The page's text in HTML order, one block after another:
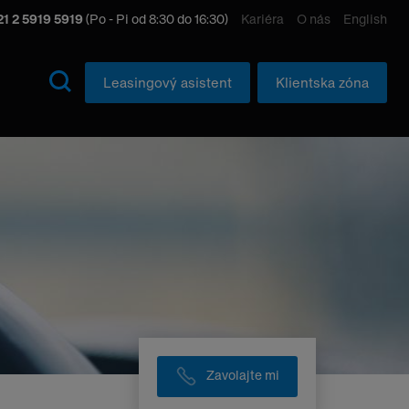
2 5919 5919(Po - Pi od 8:30 do 16:30) Kariéra O nás English
Klientska zóna
Leasingový asistent
Zavolajte mi